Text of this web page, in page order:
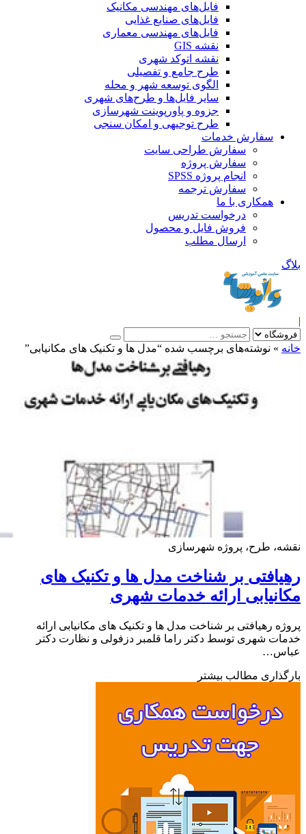
فایل‌های مهندسی مکانیک
فایل‌های صنایع غذایی
فایل‌های مهندسی معماری
نقشه GIS
نقشه اتوکد شهری
طرح جامع و تفصیلی
الگوی توسعه شهر و محله
سایر فایل‌ها و طرح‌های شهری
جزوه و پاورپوینت شهرسازی
طرح توجیهی و امکان سنجی
سفارش خدمات
سفارش طراحی سایت
سفارش پروژه
انجام پروژه SPSS
سفارش ترجمه
همکاری با ما
درخواست تدریس
فروش فایل و محصول
ارسال مطلب
»نوشته‌های برچسب شده “مدل ها و تکنیک های مکانیابی”
طرح، پروژه شهرسازی
بر شناخت مدل ها و تکنیک های
ارائه خدمات شهری
رهیافتی بر شناخت مدل ها و تکنیک های مکانیابی ارائه
شهری توسط دکتر راما قلمبر دزفولی و نظارت دکتر
مطالب بیشتر